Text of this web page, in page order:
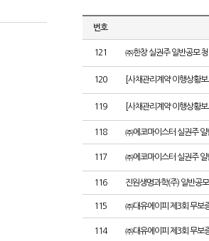
번호
121 ㈜한창 실권주 일반공모
120 [사채관리계약 이행상황
119 [사채관리계약 이행상황
118 ㈜에코마이스터 실권주 일
117 ㈜에코마이스터 실권주 일
116 진원생명과학(주) 일반공
115 ㈜대유에이피 제3회 무보
114 ㈜대유에이피 제3회 무보